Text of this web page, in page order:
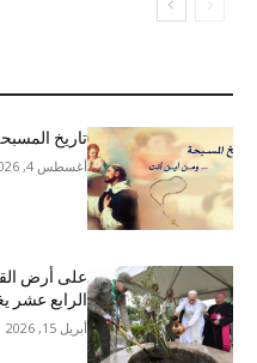
تاريخ
أغسطس 4, 2026
على أرض
الرابع عشر
أبريل 15, 2026